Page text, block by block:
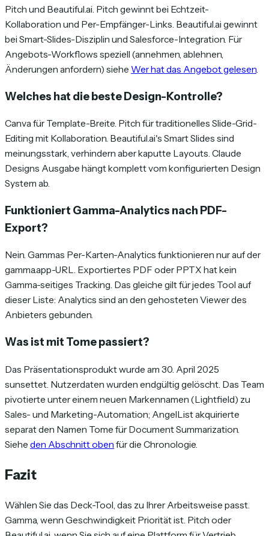
Pitch und Beautiful.ai. Pitch gewinnt bei Echtzeit-
Kollaboration und Per-Empfänger-Links. Beautiful.ai gewinnt
bei Smart-Slides-Disziplin und Salesforce-Integration. Für
Angebots-Workflows speziell (annehmen, ablehnen,
Änderungen anfordern) siehe Wer hat das Angebot gelesen
Welches hat die beste Design-Kontrolle?
Canva für Template-Breite. Pitch für traditionelles Slide-Grid-
Editing mit Kollaboration. Beautiful.ai's Smart Slides sind
meinungsstark, verhindern aber kaputte Layouts. Claude
Designs Ausgabe hängt komplett vom konfigurierten Design
System ab.
Funktioniert Gamma-Analytics nach PDF-
Export?
Nein. Gammas Per-Karten-Analytics funktionieren nur auf der
gamma.app-URL. Exportiertes PDF oder PPTX hat kein
Gamma-seitiges Tracking. Das gleiche gilt für jedes Tool auf
dieser Liste: Analytics sind an den gehosteten Viewer des
Anbieters gebunden.
Was ist mit Tome passiert?
Das Präsentationsprodukt wurde am 30. April 2025
sunsettet. Nutzerdaten wurden endgültig gelöscht. Das Team
pivotierte unter einem neuen Markennamen (Lightfield) zu
Sales- und Marketing-Automation; AngelList akquirierte
separat den Namen Tome für Document Summarization.
Siehe den Abschnitt oben für die Chronologie.
Fazit
Wählen Sie das Deck-Tool, das zu Ihrer Arbeitsweise passt.
Gamma, wenn Geschwindigkeit Priorität ist. Pitch oder